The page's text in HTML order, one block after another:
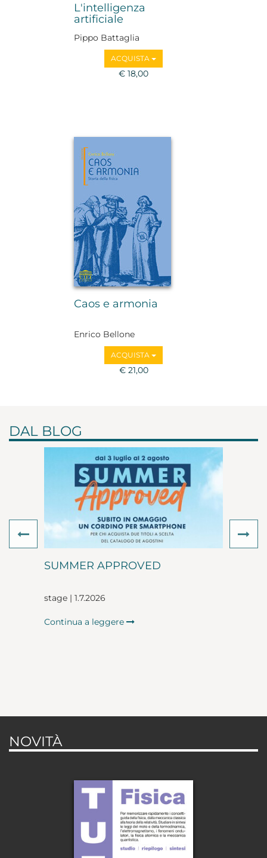
L'intelligenza
artificiale
Pippo Battaglia
ACQUISTA
€ 18,00
Caos e armonia
Enrico Bellone
ACQUISTA
€ 21,00
DAL BLOG
SUMMER APPROVED
stage | 1.7.2026
Continua a leggere
Previous
NOVITÀ